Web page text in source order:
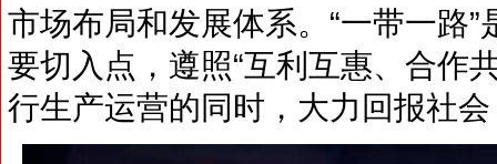
市场布局和发展体系。“一带一路
要切入点，遵照“互利互惠、合作
行生产运营的同时，大力回报社